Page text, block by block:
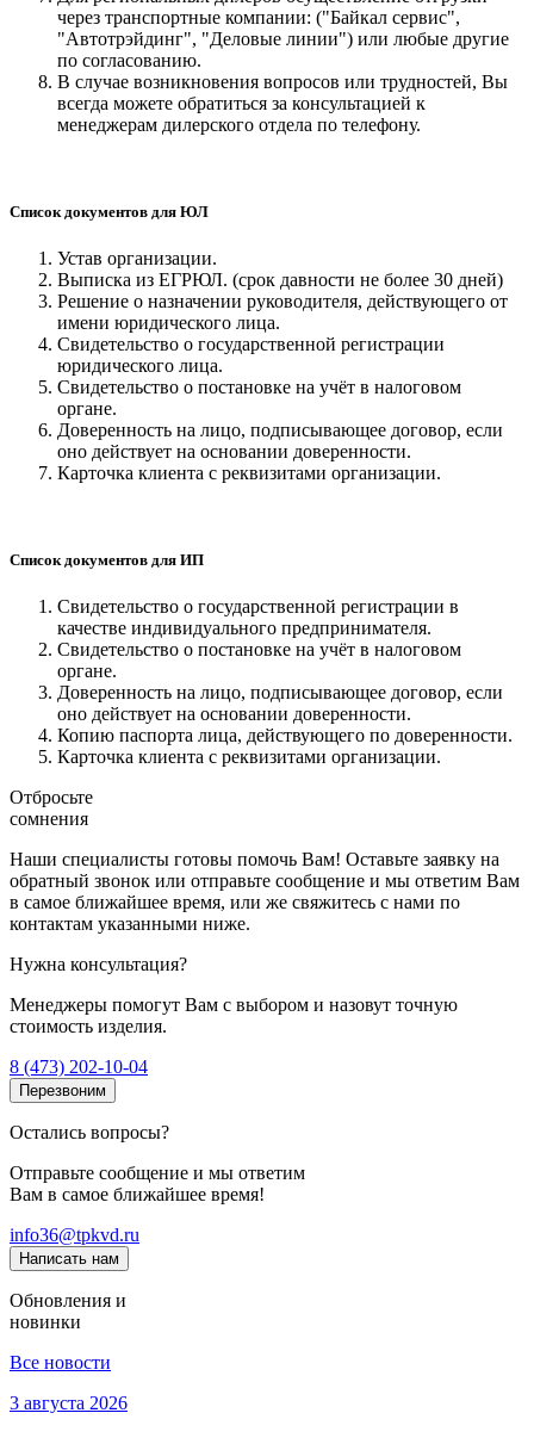
через транспортные компании: ("Байкал сервис",
"Автотрэйдинг", "Деловые линии") или любые другие
по согласованию.
В случае возникновения вопросов или трудностей, Вы
всегда можете обратиться за консультацией к
менеджерам дилерского отдела по телефону.
Список документов для ЮЛ
Устав организации.
Выписка из ЕГРЮЛ. (срок давности не более 30 дней)
Решение о назначении руководителя, действующего от
имени юридического лица.
Свидетельство о государственной регистрации
юридического лица.
Свидетельство о постановке на учёт в налоговом
органе.
Доверенность на лицо, подписывающее договор, если
оно действует на основании доверенности.
Карточка клиента с реквизитами организации.
Список документов для ИП
Свидетельство о государственной регистрации в
качестве индивидуального предпринимателя.
Свидетельство о постановке на учёт в налоговом
органе.
Доверенность на лицо, подписывающее договор, если
оно действует на основании доверенности.
Копию паспорта лица, действующего по доверенности.
Карточка клиента с реквизитами организации.
Отбросьте
сомнения
Наши специалисты готовы помочь Вам! Оставьте заявку на
обратный звонок или отправьте сообщение и мы ответим Вам
в самое ближайшее время, или же свяжитесь с нами по
контактам указанными ниже.
Нужна консультация?
Менеджеры помогут Вам с выбором и назовут точную
стоимость изделия.
8 (473) 202-10-04
Перезвоним
Остались вопросы?
Отправьте сообщение и мы ответим
Вам в самое ближайшее время!
info36@tpkvd.ru
Написать нам
Обновления и
новинки
Все новости
3 августа 2026